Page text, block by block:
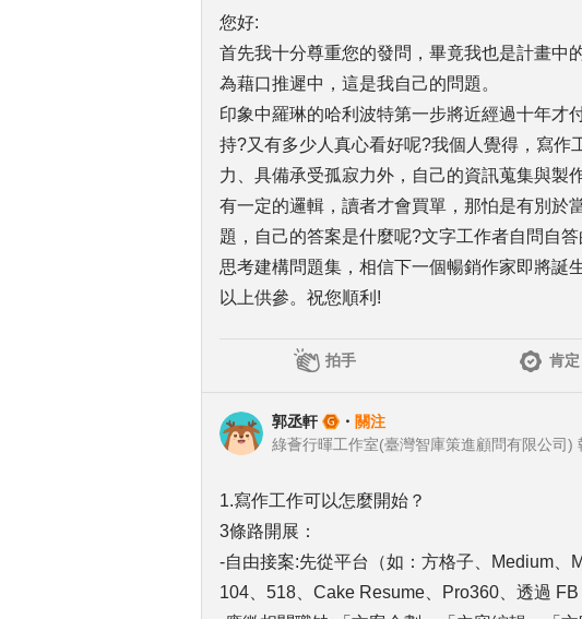
您好:
首先我十分尊重您的發問，畢竟我也是計畫中
為藉口推遲中，這是我自己的問題。
印象中羅琳的哈利波特第一步將近經過十年才
持?又有多少人真心看好呢?我個人覺得，寫作
力、具備承受孤寂力外，自己的資訊蒐集與製
有一定的邏輯，讀者才會買單，那怕是有別於
題，自己的答案是什麼呢?文字工作者自問自
思考建構問題集，相信下一個暢銷作家即將誕
以上供參。祝您順利!
拍手 肯定
郭丞軒 ・ 關注
綠薈行暉工作室(臺灣智庫策進顧問有限公司)
1.寫作工作可以怎麼開始？
3條路開展：
-自由接案:先從平台（如：方格子、Medium、
104、518、Cake Resume、Pro360、透過 FB